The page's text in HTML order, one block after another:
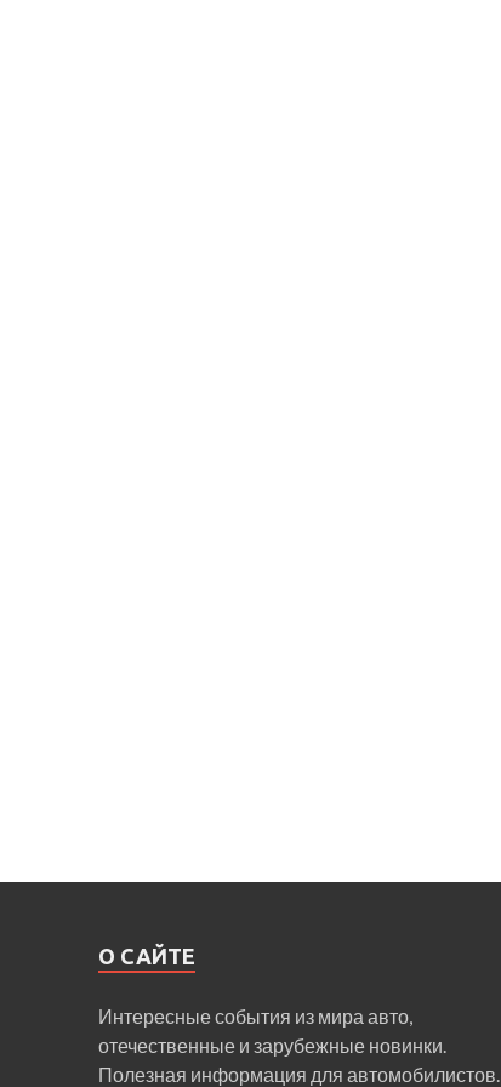
О САЙТЕ
Интересные события из мира авто,
отечественные и зарубежные новинки.
Полезная информация для автомобилистов.